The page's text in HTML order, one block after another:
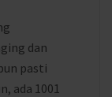
dan
pasti
ada 1001